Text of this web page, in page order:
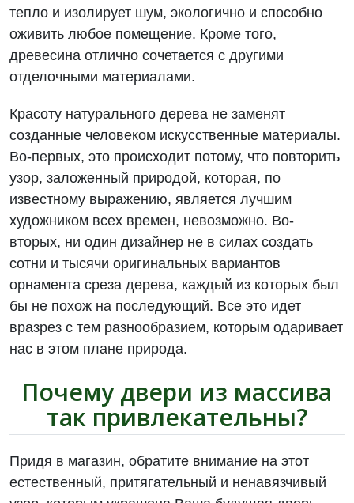
тепло и изолирует шум, экологично и способно
оживить любое помещение. Кроме того,
древесина отлично сочетается с другими
отделочными материалами.
Красоту натурального дерева не заменят
созданные человеком искусственные материалы.
Во-первых, это происходит потому, что повторить
узор, заложенный природой, которая, по
известному выражению, является лучшим
художником всех времен, невозможно. Во-
вторых, ни один дизайнер не в силах создать
сотни и тысячи оригинальных вариантов
орнамента среза дерева, каждый из которых был
бы не похож на последующий. Все это идет
вразрез с тем разнообразием, которым одаривает
нас в этом плане природа.
Почему двери из массива
так привлекательны?
Придя в магазин, обратите внимание на этот
естественный, притягательный и ненавязчивый